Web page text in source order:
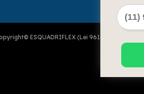
ESQUADRIFLEX (Lei 9610 de 19/02/